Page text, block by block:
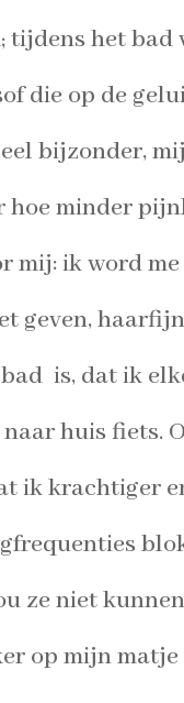
het bad
die op de
bijzonder,
hoe minder
mij: ik word
geven,
is, dat ik
huis fiets.
ik krachtiger
ze niet kunnen
op mijn